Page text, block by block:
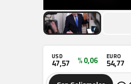
USD
47,57 % 0,06 EURO
54,77